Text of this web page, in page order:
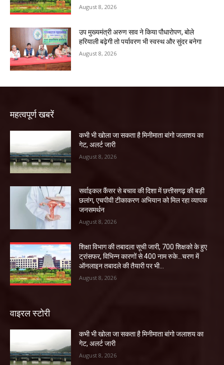
August 8, 2026
उप मुख्यमंत्री अरुण साव ने किया पौधारोपण, बोले
हरियाली बढ़ेगी तो पर्यावरण भी स्वस्थ और सुंदर बनेगा
August 8, 2026
महत्वपूर्ण खबरें
कभी भी खोला जा सकता है मिनीमाता बांगो जलाशय का
गेट, अलर्ट जारी
August 8, 2026
सर्वाइकल कैंसर से बचाव की दिशा में छत्तीसगढ़ की बड़ी
छलांग, एचपीवी टीकाकरण अभियान को मिल रहा व्यापक
जनसमर्थन
August 8, 2026
शिक्षा विभाग की तबादला सूची जारी, 700 शिक्षको के हुए
ट्रांसफर, विभिन्न कारणों से 400 नाम रुके…चरण में
ऑनलाइन तबादले की तैयारी पर भी...
August 8, 2026
वाइरल स्टोरी
कभी भी खोला जा सकता है मिनीमाता बांगो जलाशय का
गेट, अलर्ट जारी
August 8, 2026